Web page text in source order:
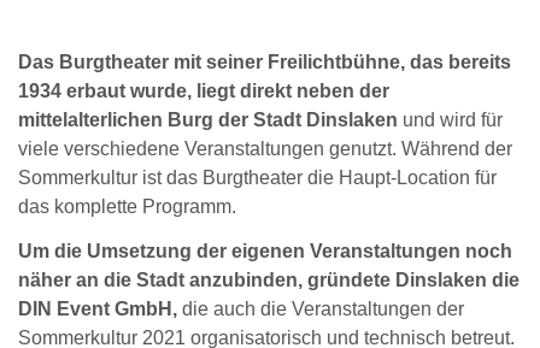
Das Burgtheater mit seiner Freilichtbühne, das bereits
1934 erbaut wurde, liegt direkt neben der
mittelalterlichen Burg der Stadt Dinslaken und wird für
viele verschiedene Veranstaltungen genutzt. Während der
Sommerkultur ist das Burgtheater die Haupt-Location für
das komplette Programm.
Um die Umsetzung der eigenen Veranstaltungen noch
näher an die Stadt anzubinden, gründete Dinslaken die
DIN Event GmbH, die auch die Veranstaltungen der
Sommerkultur 2021 organisatorisch und technisch betreut.